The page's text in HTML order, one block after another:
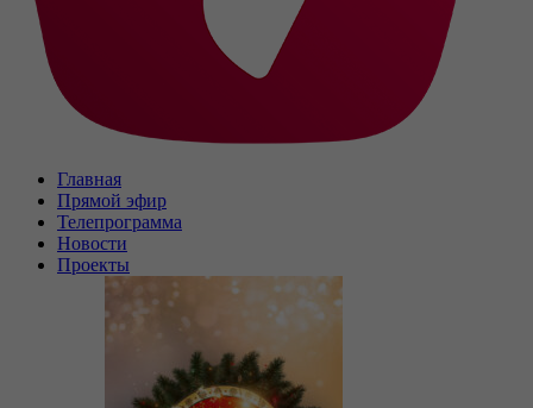
Главная
Прямой эфир
Телепрограмма
Новости
Проекты